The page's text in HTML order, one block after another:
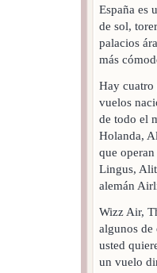
España es
de sol,
palacios
más
Hay cuatro
vuelos
de todo el
Holanda,
que
Lingus,
alemán
Wizz Air,
algunos de
usted
un vuelo